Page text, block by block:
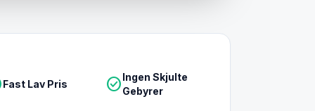
Fast Lav Pris check_circleIngen Skjulte
Gebyrer